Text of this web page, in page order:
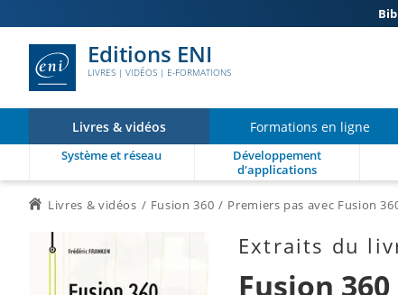
Editions ENI
LIVRES | VIDÉOS | E-FORMATIONS
Livres & vidéos Formations en ligne
Système et réseau
Développement
d'applications
Livres & vidéos Fusion 360 Premiers pas avec Fusion
Extraits du
Fusion 360